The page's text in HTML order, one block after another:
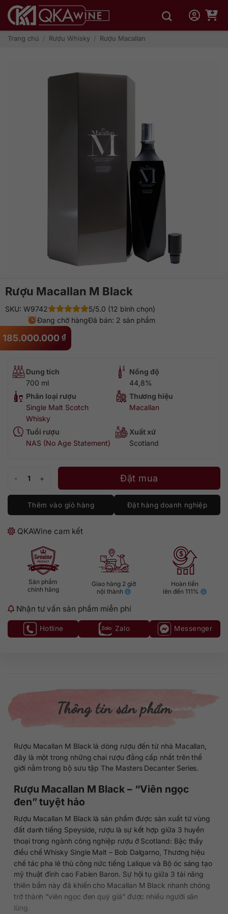
qua
dungTrang chủ / Rượu Whisky / Rượu Macallan
Rượu Macallan M Black
185.000.000 ₫
SKU: W9742
5/5.0 (12 bình chọn)
Đã bán: 2 sản phẩm
Đang chờ hàng
Dung tích
700 ml
Nồng độ
44,8%
Phân loại rượu
Single Malt Scotch
Whisky
Thương hiệu
Macallan
Tuổi rượu
NAS (No Age Statement)
Xuất xứ
Scotland
Đặt mua
Thêm vào giỏ hàng Đặt hàng doanh nghiệp
QKAWine cam kết
Sản phẩm
chính hãng
Giao hàng 2 giờ
nội thành
Hoàn tiền
lên đến 111%
Nhận tư vấn sản phẩm miễn phí
Hotline Zalo Messenger
Thông tin sản phẩm
Rượu Macallan M Black là dòng rượu đến từ nhà Macallan,
đây là một trong những chai rượu đẳng cấp nhất trên thế
giới nằm trong bộ sưu tập The Masters Decanter Series.
Rượu Macallan M Black – “Viên ngọc
đen” tuyệt hảo
Rượu Macallan M Black là sản phẩm được sản xuất từ vùng
đất danh tiếng Speyside, rượu là sự kết hợp giữa 3 huyền
thoại trong ngành công nghiệp rượu ở Scotland: Bậc thầy
điều chế Whisky Single Malt – Bob Dalgarno, Thương hiệu
chế tác pha lê thủ công nức tiếng Lalique và Bộ óc sáng tạo
mỹ thuật đỉnh cao Fabien Baron. Sự hội tụ giữa 3 tài năng
thiên bẩm này đã khiến cho Macallan M Black nhanh chóng
trở thành “viên ngọc đen quý giá” được nhiều người săn
lùng.